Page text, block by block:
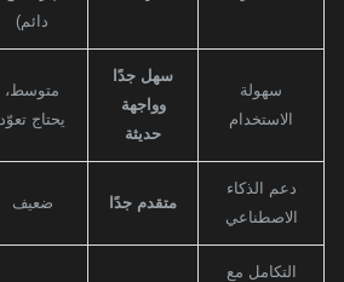
دائم)
سهولة
الاستخدام
سهل جدًا
وواجهة
حديثة
متوسط،
يحتاج تعوّد
دعم الذكاء
الاصطناعي
متقدم جدًا ضعيف
التكامل مع